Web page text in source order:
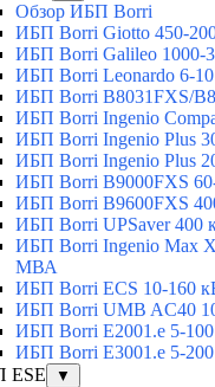
Обзор ИБП Borri
ИБП Borri Giotto 450-
ИБП Borri Galileo 1000-
ИБП Borri Leonardo 6-
ИБП Borri B8031FXS/
ИБП Borri Ingenio
ИБП Borri Ingenio Plus
ИБП Borri Ingenio Plus
ИБП Borri B9000FXS
ИБП Borri B9600FXS
ИБП Borri UPSaver
ИБП Borri Ingenio Max
МВА
ИБП Borri ECS 10-160
ИБП Borri UMB AC40
ИБП Borri E2001.e 5-
ИБП Borri E3001.e 5-
ESE
▼